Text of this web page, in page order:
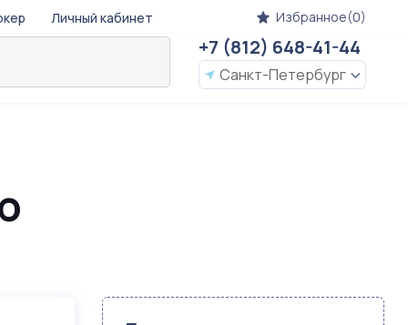
Личный кабинет Избранное(0)
+7 (812) 648-41-44
Санкт-Петербург